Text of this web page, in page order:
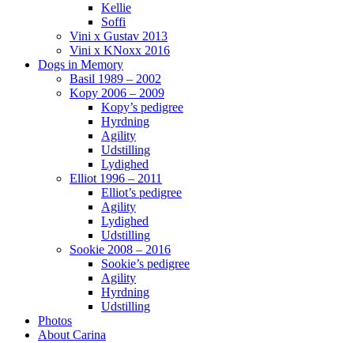
Kellie
Soffi
Vini x Gustav 2013
Vini x KNoxx 2016
Dogs in Memory
Basil 1989 – 2002
Kopy 2006 – 2009
Kopy’s pedigree
Hyrdning
Agility
Udstilling
Lydighed
Elliot 1996 – 2011
Elliot’s pedigree
Agility
Lydighed
Udstilling
Sookie 2008 – 2016
Sookie’s pedigree
Agility
Hyrdning
Udstilling
Photos
About Carina